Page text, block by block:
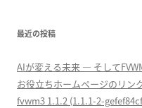
最近の投稿
AIが変える未来 ― そして
お役立ちホームページのリン
fvwm3 1.1.2 (1.1.1-2-